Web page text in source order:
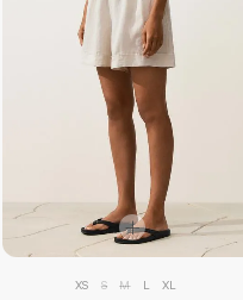
XS S M L XL